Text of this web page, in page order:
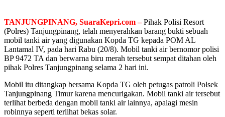
TANJUNGPINANG, SuaraKepri.com –Pihak Polisi Resort
(Polres) Tanjungpinang, telah menyerahkan barang bukti sebuah
mobil tanki air yang digunakan Kopda TG kepada POM AL
Lantamal IV, pada hari Rabu (20/8). Mobil tanki air bernomor polisi
BP 9472 TA dan berwarna biru merah tersebut sempat ditahan oleh
pihak Polres Tanjungpinang selama 2 hari ini.
Mobil itu ditangkap bersama Kopda TG oleh petugas patroli Polsek
Tanjungpinang Timur karena mencurigakan. Mobil tanki air tersebut
terlihat berbeda dengan mobil tanki air lainnya, apalagi mesin
robinnya seperti terlihat bekas solar.